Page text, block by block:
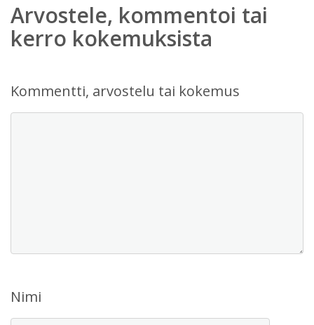
Arvostele, kommentoi tai
kerro kokemuksista
Kommentti, arvostelu tai kokemus
Nimi